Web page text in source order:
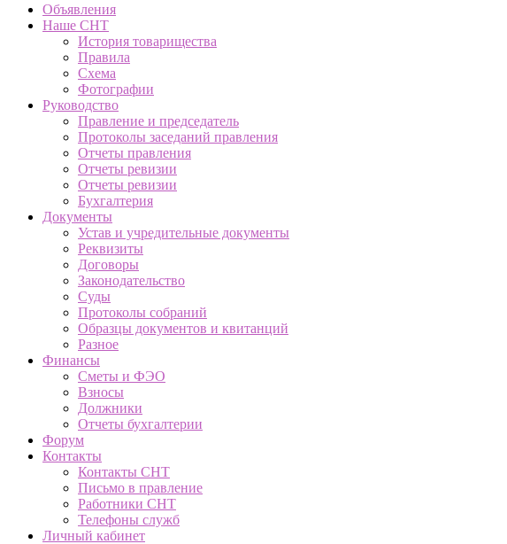
Объявления
Наше СНТ
История товарищества
Правила
Схема
Фотографии
Руководство
Правление и председатель
Протоколы заседаний правления
Отчеты правления
Отчеты ревизии
Отчеты ревизии
Бухгалтерия
Документы
Устав и учредительные документы
Реквизиты
Договоры
Законодательство
Суды
Протоколы собраний
Образцы документов и квитанций
Разное
Финансы
Сметы и ФЭО
Взносы
Должники
Отчеты бухгалтерии
Форум
Контакты
Контакты СНТ
Письмо в правление
Работники СНТ
Телефоны служб
Личный кабинет